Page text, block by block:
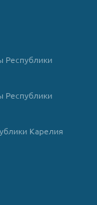
Республики
Республики
Карелия